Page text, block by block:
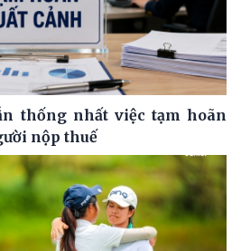
thống nhất việc tạm hoãn
nộp thuế